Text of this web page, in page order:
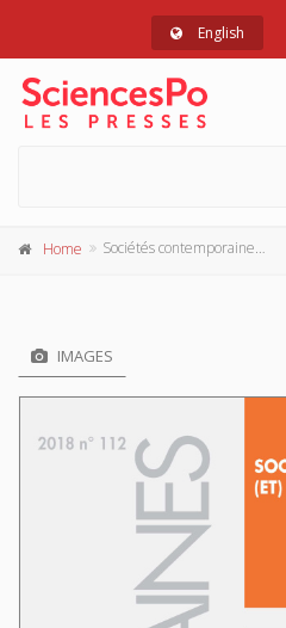
English
Home Sociétés contemporaines 112, 2018
IMAGES